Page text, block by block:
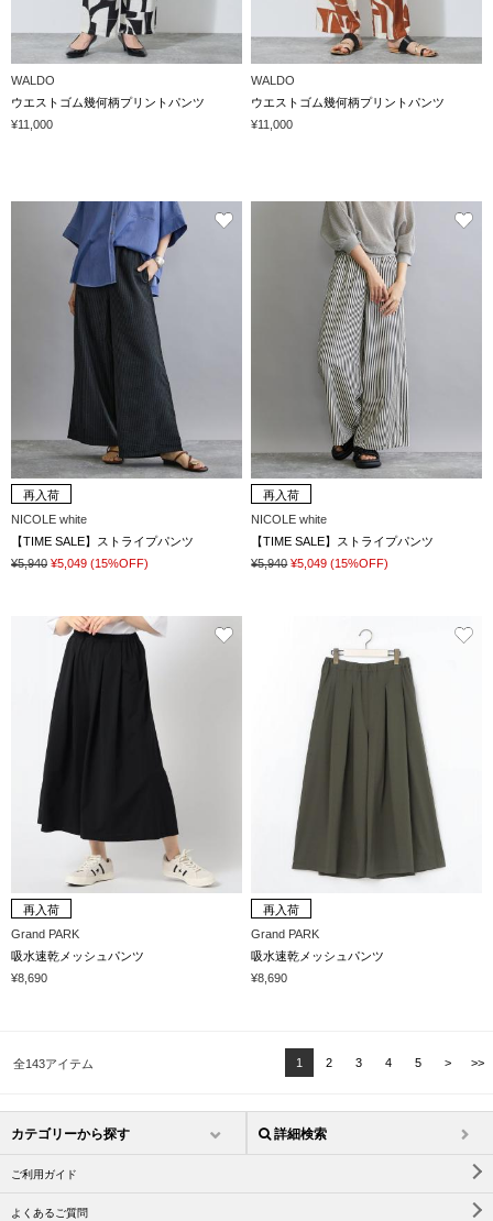
WALDO
ウエストゴム幾何柄プリントパンツ
¥11,000
WALDO
ウエストゴム幾何柄プリントパンツ
¥11,000
再入荷
NICOLE white
【TIME SALE】ストライプパンツ
¥5,940 ¥5,049 (15%OFF)
再入荷
NICOLE white
【TIME SALE】ストライプパンツ
¥5,940 ¥5,049 (15%OFF)
再入荷
Grand PARK
吸水速乾メッシュパンツ
¥8,690
再入荷
Grand PARK
吸水速乾メッシュパンツ
¥8,690
全143アイテム 1 2 3 4 5 > >>
カテゴリーから探す 詳細検索
ご利用ガイド
よくあるご質問